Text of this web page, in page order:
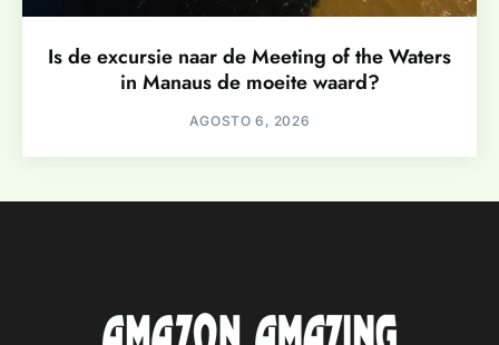
Is de excursie naar de Meeting of the Waters
in Manaus de moeite waard?
AGOSTO 6, 2026